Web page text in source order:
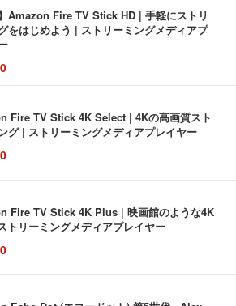
】Amazon Fire TV Stick HD | 手軽にストリ
をはじめよう | ストリーミングメディアプ
Fire TV Stick 4K Select | 4Kの高画質スト
グ | ストリーミングメディアプレイヤー
Fire TV Stick 4K Plus | 映画館のような4K
トリーミングメディアプレイヤー